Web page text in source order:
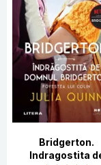
Bridgerton.
Indragostita